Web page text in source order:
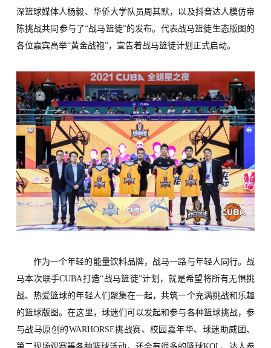
深篮球媒体人杨毅、 华侨大学队员周其默， 以及抖音达人模仿帝
陈挑战共同参与了“战马篮徒”的发布。 代表战马篮徒生态版图的
各位嘉宾高举“黄金战袍”，宣告着战马篮徒计划正式启动。
作为一个年轻的能量饮料品牌， 战马一路与年轻人同行。战
马本次联手CUBA打造“战马篮徒”计划，就是希望将所有无惧挑
战、热爱篮球的年轻人们聚集在一起，共筑一个充满挑战和乐趣
的篮球版图。在这里，球迷们可以发起和参与各种篮球挑战，参
与战马原创的WARHORSE挑战赛、校园嘉年华、球迷助威团、